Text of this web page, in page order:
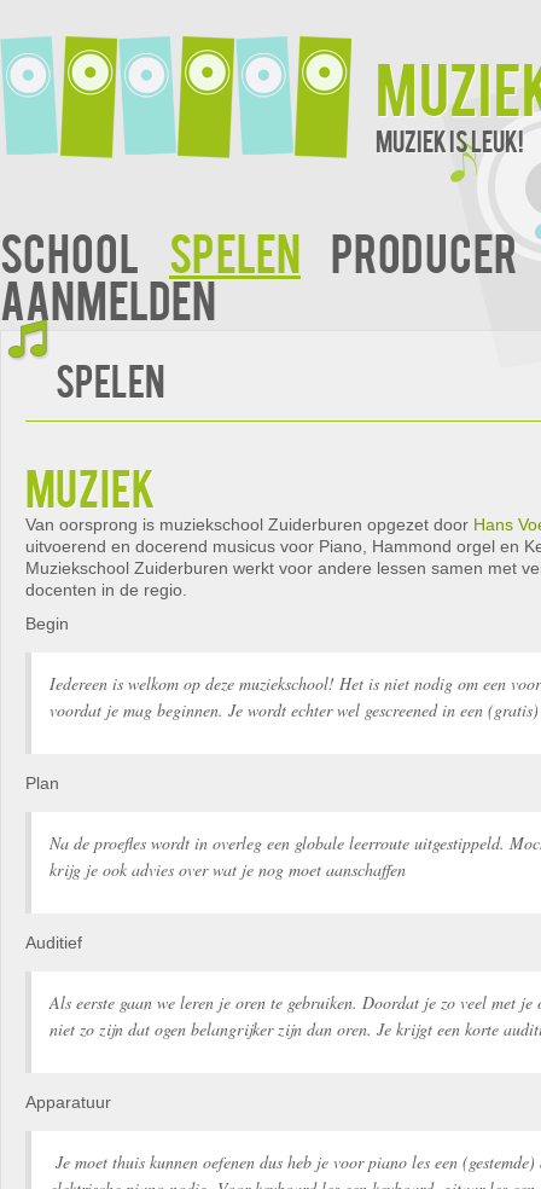
Muziek is leuk!
School Spelen Producer
Aanmelden
Spelen
muziek
Van oorsprong is muziekschool Zuiderburen opgezet door Hans
uitvoerend en docerend musicus voor Piano, Hammond orgel en
Muziekschool Zuiderburen werkt voor andere lessen samen met
docenten in de regio.
Begin
Iedereen is welkom op deze muziekschool! Het is niet nodig om een
voordat je mag beginnen. Je wordt echter wel gescreened in een
Plan
Na de proefles wordt in overleg een globale leerroute uitgestippeld.
krijg je ook advies over wat je nog moet aanschaffen
Auditief
Als eerste gaan we leren je oren te gebruiken. Doordat je zo veel met je
niet zo zijn dat ogen belangrijker zijn dan oren. Je krijgt een korte
Apparatuur
Je moet thuis kunnen oefenen dus heb je voor piano les een (gestemde)